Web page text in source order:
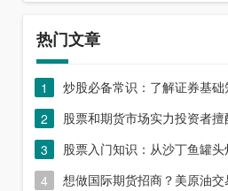
热门文章
1
2
3
4